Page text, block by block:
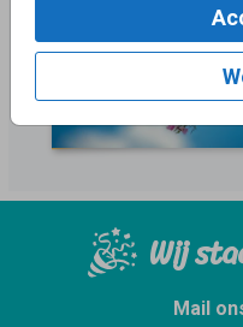
Wij
Mail